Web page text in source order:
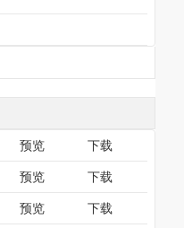
预览 下载
预览 下载
预览 下载